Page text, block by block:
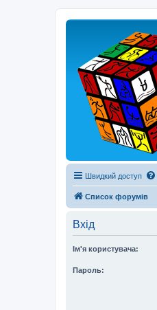
Швидкий доступ
Список форумів
Вхід
Ім'я користувача:
Пароль: